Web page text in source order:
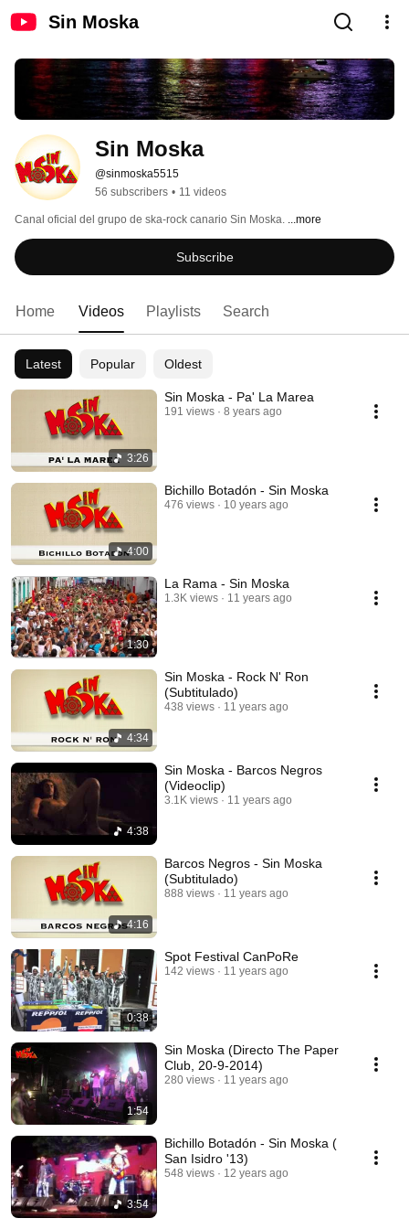
Sin Moska
Sin Moska
@sinmoska5515
56 subscribers • 11 videos
Canal oficial del grupo de ska-rock canario Sin Moska. ...more
Subscribe
Home Videos Playlists Search
Latest Popular Oldest
3:26
Sin Moska - Pa' La Marea
191 views 8 years ago
4:00
Bichillo Botadón - Sin Moska
476 views 10 years ago
1:30
La Rama - Sin Moska
1.3K views 11 years ago
4:34
Sin Moska - Rock N' Ron
(Subtitulado)
438 views 11 years ago
4:38
Sin Moska - Barcos Negros
(Videoclip)
3.1K views 11 years ago
4:16
Barcos Negros - Sin Moska
(Subtitulado)
888 views 11 years ago
0:38
Spot Festival CanPoRe
142 views 11 years ago
1:54
Sin Moska (Directo The Paper
Club, 20-9-2014)
280 views 11 years ago
3:54
Bichillo Botadón - Sin Moska (
San Isidro '13)
548 views 12 years ago